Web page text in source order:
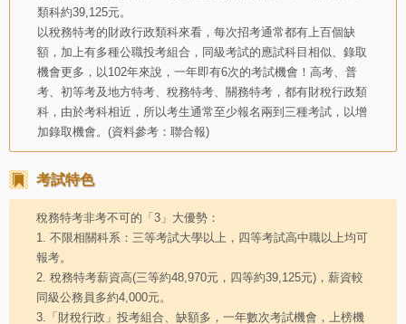
類科約39,125元。
以稅務特考的財政行政類科來看，每次招考通常都有上百個缺
額，加上有多種公職投考組合，同級考試的應試科目相似、錄取
機會更多，以102年來說，一年即有6次的考試機會！高考、普
考、初等考及地方特考、稅務特考、關務特考，都有財稅行政類
科，由於考科相近，所以考生通常至少報名兩到三種考試，以增
加錄取機會。(資料參考：聯合報)
考試特色
稅務特考非考不可的「3」大優勢：
1. 不限相關科系：三等考試大學以上，四等考試高中職以上均可
報考。
2. 稅務特考薪資高(三等約48,970元，四等約39,125元)，薪資較
同級公務員多約4,000元。
3.「財稅行政」投考組合、缺額多，一年數次考試機會，上榜機